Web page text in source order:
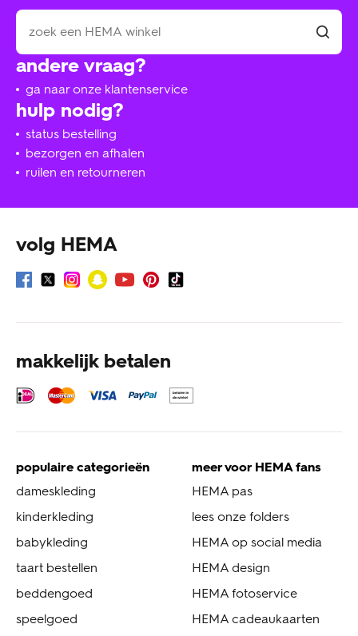
hulp nodig?
status bestelling
bezorgen en afhalen
ruilen en retourneren
andere vraag?
ga naar onze klantenservice
volg HEMA
makkelijk betalen
populaire categorieën
dameskleding
kinderkleding
babykleding
taart bestellen
beddengoed
speelgoed
meer voor HEMA fans
HEMA pas
lees onze folders
HEMA op social media
HEMA design
HEMA fotoservice
HEMA cadeaukaarten